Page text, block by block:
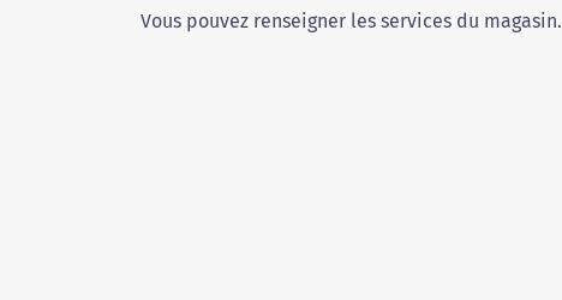
Vous pouvez renseigner les services du magasin.